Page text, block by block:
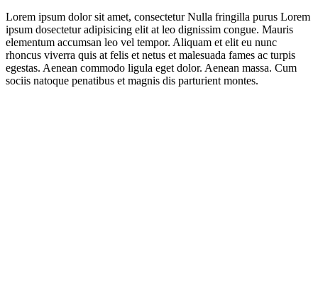
Lorem ipsum dolor sit amet, consectetur Nulla fringilla purus Lorem
ipsum dosectetur adipisicing elit at leo dignissim congue. Mauris
elementum accumsan leo vel tempor. Aliquam et elit eu nunc
rhoncus viverra quis at felis et netus et malesuada fames ac turpis
egestas. Aenean commodo ligula eget dolor. Aenean massa. Cum
sociis natoque penatibus et magnis dis parturient montes.